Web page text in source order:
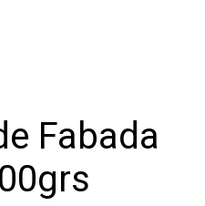
Fabada